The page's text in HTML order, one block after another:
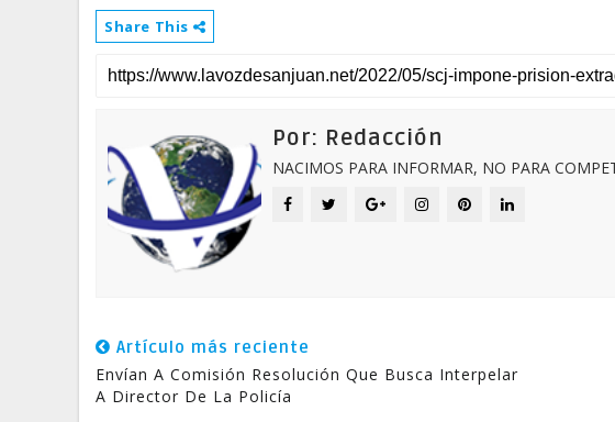
Share This
Por: Redacción
NACIMOS PARA INFORMAR, NO PARA
Artículo más reciente
Envían A Comisión Resolución Que Busca Interpelar
A Director De La Policía